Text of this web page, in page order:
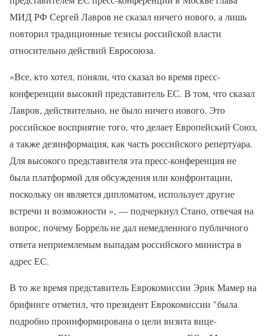
МИД РФ Сергей Лавров не сказал ничего нового, а лишь
повторил традиционные тезисы российской власти
относительно действий Евросоюза.
«Все, кто хотел, поняли, что сказал во время пресс-
конференции высокий представитель ЕС. В том, что сказал
Лавров, действительно, не было ничего нового. Это
российское восприятие того, что делает Европейский Союз,
а также дезинформация, как часть российского репертуара.
Для высокого представителя эта пресс-конференция не
была платформой для обсуждения или конфронтации,
поскольку он является дипломатом, использует другие
встречи и возможности », — подчеркнул Стано, отвечая на
вопрос, почему Боррель не дал немедленного публичного
ответа неприемлемым выпадам российского министра в
адрес ЕС.
В то же время представитель Еврокомиссии Эрик Мамер на
брифинге отметил, что президент Еврокомиссии "была
подробно проинформирована о цели визита вице-